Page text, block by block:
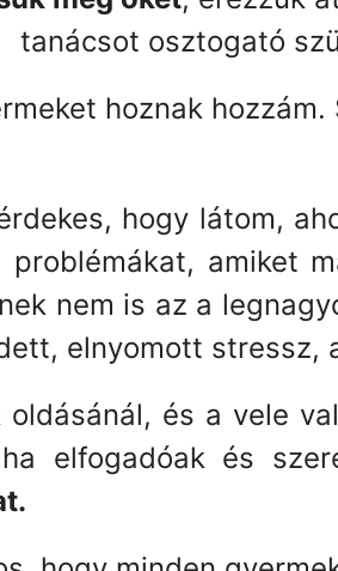
tanácsot osztogató
hoznak
hogy látom,
problémákat, amiket
nem is az a
elnyomott stressz,
oldásánál, és a vele
elfogadóak és